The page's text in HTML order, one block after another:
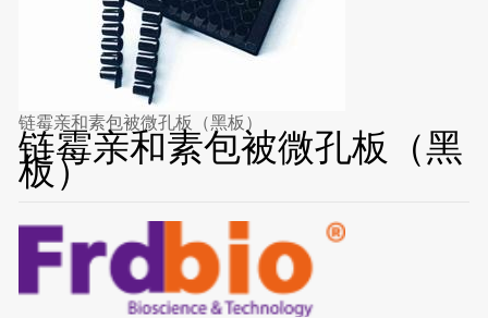
链霉亲和素包被微孔板（黑板）
链霉亲和素包被微孔板（黑
板）